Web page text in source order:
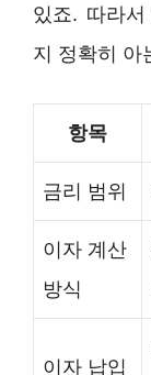
있죠. 따라
지 정확히 아
항목
금리 범위
이자 계산
방식
이자 납입